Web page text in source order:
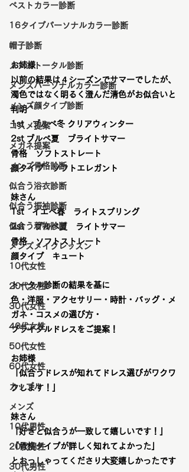
ベストカラー診断
16タイプパーソナルカラー診断
帽子診断
メンズトータル診断
メンズパーソナルカラー診断
メンズ顔タイプ診断
コスメ提案
メガネ提案
メンズ骨格診断
似合う浴衣診断
似合う振袖診断
似合う着物診断
メンズメイクレッスン
10代女性
20代女性
30代女性
40代女性
50代女性
60代女性
カップル
メンズ
10代男性
20代男性
30代男性
お姉様
以前の結果は４シーズンでサマーでしたが、
濁色ではなく明るく澄んだ清色がお似合いと
判明＾＾
1st　ブルベ冬 クリアウィンター
2st ブルベ夏　ブライトサマー
骨格　ソフトストレート
顔タイプ　ソフトエレガント
妹さん
1st　イエベ春　ライトスプリング
2st 　ブルベ夏　ライトサマー
骨格　ソフトストレート
顔タイプ　キュート
トータル診断の結果を基に
色・洋服・アクセサリー・時計・バッグ・メ
ガネ・コスメの選び方・
ブライダルドレスをご提案！
お姉様
「似合うドレスが知れてドレス選びがワクワ
クします！」
妹さん
「好きと似合うが一致して嬉しいです！」
「骨格タイプが詳しく知れてよかった」
とおっしゃってくださり大変嬉しかったです